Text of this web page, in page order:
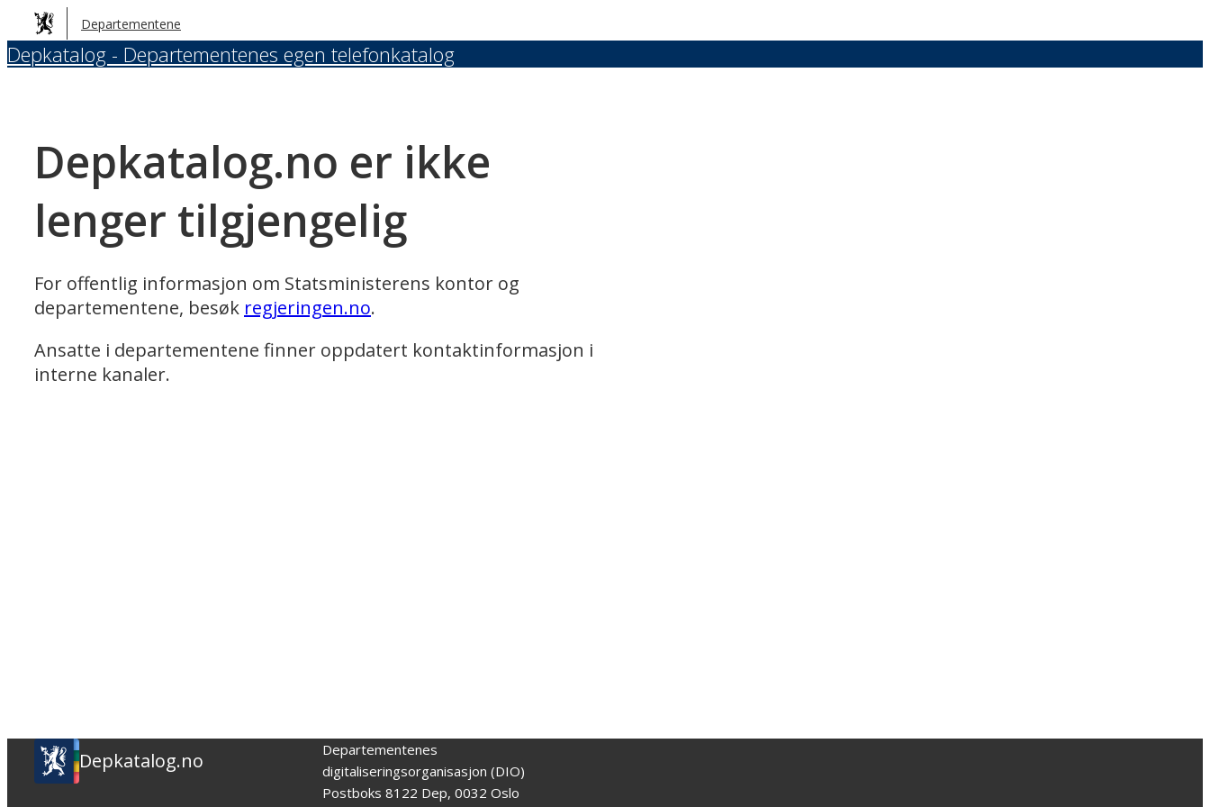
Hopp
til
hovedinnhold
Departementene
Depkatalog - Departementenes egen telefonkatalog
Depkatalog.no er ikke
lenger tilgjengelig
For offentlig informasjon om Statsministerens kontor og
departementene, besøk regjeringen.no.
Ansatte i departementene finner oppdatert kontaktinformasjon i
interne kanaler.
Depkatalog.no
Departementenes
digitaliseringsorganisasjon (DIO)
Postboks 8122 Dep, 0032 Oslo